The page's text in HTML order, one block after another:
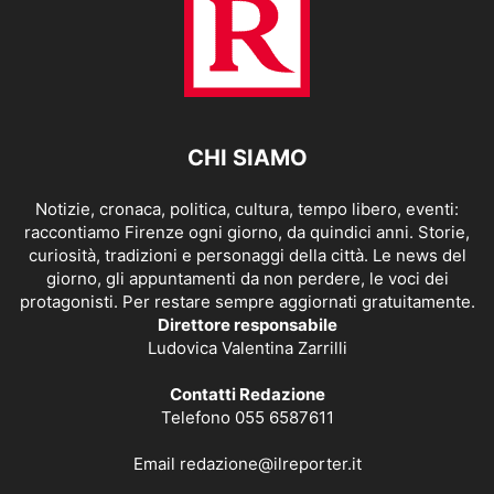
CHI SIAMO
Notizie, cronaca, politica, cultura, tempo libero, eventi:
raccontiamo Firenze ogni giorno, da quindici anni. Storie,
curiosità, tradizioni e personaggi della città. Le news del
giorno, gli appuntamenti da non perdere, le voci dei
protagonisti. Per restare sempre aggiornati gratuitamente.
Direttore responsabile
Ludovica Valentina Zarrilli
Contatti Redazione
Telefono 055 6587611
Email redazione@ilreporter.it